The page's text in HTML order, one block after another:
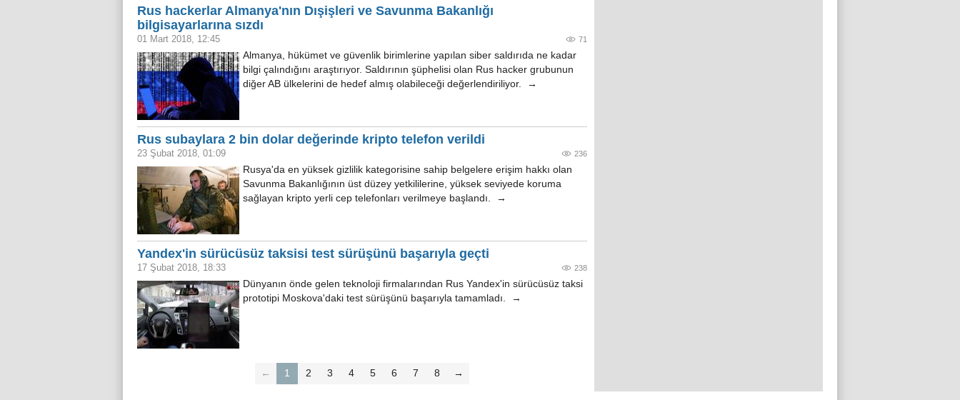
Rus hackerlar Almanya'nın Dışişleri ve Savunma Bakanlığı
bilgisayarlarına sızdı
01 Mart 2018, 12:45 71
Almanya, hükümet ve güvenlik birimlerine yapılan siber saldırıda ne kadar
bilgi çalındığını araştırıyor. Saldırının şüphelisi olan Rus hacker grubunun
diğer AB ülkelerini de hedef almış olabileceği değerlendiriliyor. →
Rus subaylara 2 bin dolar değerinde kripto telefon verildi
23 Şubat 2018, 01:09 236
Rusya'da en yüksek gizlilik kategorisine sahip belgelere erişim hakkı olan
Savunma Bakanlığının üst düzey yetkililerine, yüksek seviyede koruma
sağlayan kripto yerli cep telefonları verilmeye başlandı. →
Yandex'in sürücüsüz taksisi test sürüşünü başarıyla geçti
17 Şubat 2018, 18:33 238
Dünyanın önde gelen teknoloji firmalarından Rus Yandex'in sürücüsüz taksi
prototipi Moskova'daki test sürüşünü başarıyla tamamladı. →
← 1 2 3 4 5 6 7 8 →